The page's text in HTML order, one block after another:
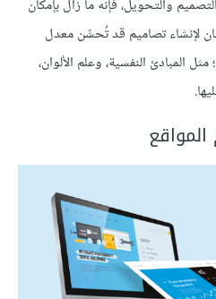
والتحويل، فإنه ما زال بإمكان
لإنشاء تصاميم قد تُحسِّن معدل
المبادئ النفسية، وعلم الألوان،